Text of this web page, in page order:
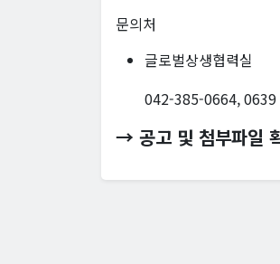
문의처
글로벌상생협력실
042-385-0664, 0639
→ 공고 및 첨부파일